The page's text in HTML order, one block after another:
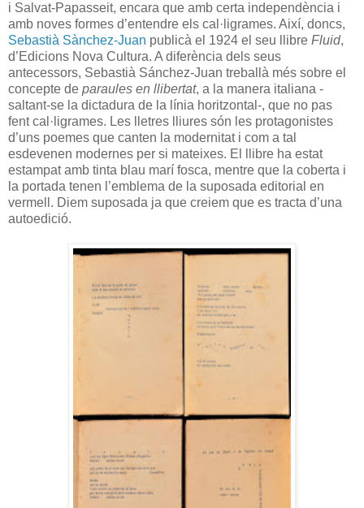
i Salvat-Papasseit, encara que amb certa independència i
amb noves formes d’entendre els cal·ligrames. Així, doncs,
Sebastià Sànchez-Juan publicà el 1924 el seu llibre Fluid,
d’Edicions Nova Cultura. A diferència dels seus
antecessors, Sebastià Sánchez-Juan treballà més sobre el
concepte de paraules en llibertat, a la manera italiana -
saltant-se la dictadura de la línia horitzontal-, que no pas
fent cal·ligrames. Les lletres lliures són les protagonistes
d’uns poemes que canten la modernitat i com a tal
esdevenen modernes per si mateixes. El llibre ha estat
estampat amb tinta blau marí fosca, mentre que la coberta i
la portada tenen l’emblema de la suposada editorial en
vermell. Diem suposada ja que creiem que es tracta d’una
autoedició.